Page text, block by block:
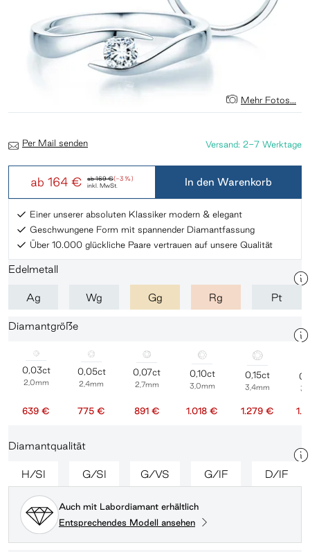
Mehr Fotos...
ab169 €(-3 %)
ab 164 € inkl. MwSt.
Versand: 2-7 Werktage
Per Mail senden
In den Warenkorb
Einer unserer absoluten Klassiker modern & elegant
Geschwungene Form mit spannender Diamantfassung
Über 10.000 glückliche Paare vertrauen auf unsere Qualität
Edelmetall
Ag Wg Gg Rg Pt
Diamantgröße
0,03ct
2,0mm
639 €
0,05ct
2,4mm
775 €
0,07ct
2,7mm
891 €
0,10ct
3,0mm
1.018 €
0,15ct
3,4mm
1.279 €
Diamantqualität
H/SI G/SI G/VS G/IF D/IF
Auch mit Labordiamant erhältlich
Entsprechendes Modell ansehen